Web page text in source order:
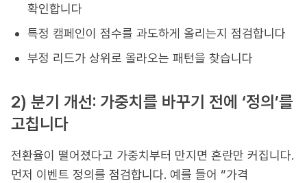
확인합니다
특정 캠페인이 점수를 과도하게 올리는지 점검합니다
부정 리드가 상위로 올라오는 패턴을 찾습니다
2) 분기 개선: 가중치를 바꾸기 전에 ‘정의’를
고칩니다
전환율이 떨어졌다고 가중치부터 만지면 혼란만 커집니다.
먼저 이벤트 정의를 점검합니다. 예를 들어 “가격